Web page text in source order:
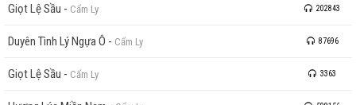
Giọt Lệ Sầu - Cẩm Ly 202843
Duyên Tình Lý Ngựa Ô - Cẩm Ly 87696
Giọt Lệ Sầu - Cẩm Ly 3363